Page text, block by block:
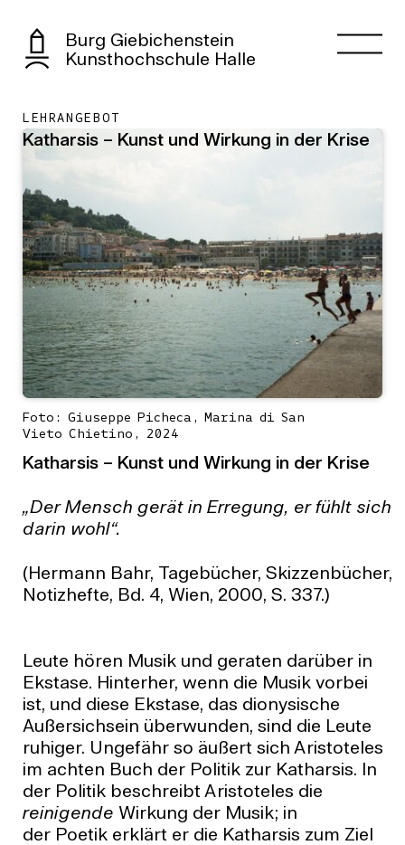
Burg Giebichenstein
Kunsthochschule Halle
LEHRANGEBOT
Katharsis – Kunst und Wirkung in der Krise
Foto: Giuseppe Picheca, Marina di San
Vieto Chietino, 2024
Katharsis – Kunst und Wirkung in der Krise
„Der Mensch gerät in Erregung, er fühlt sich
darin wohl“.
(Hermann Bahr, Tagebücher, Skizzenbücher,
Notizhefte, Bd. 4, Wien, 2000, S. 337.)
Leute hören Musik und geraten darüber in
Ekstase. Hinterher, wenn die Musik vorbei
ist, und diese Ekstase, das dionysische
Außersichsein überwunden, sind die Leute
ruhiger. Ungefähr so äußert sich Aristoteles
im achten Buch der Politik zur Katharsis. In
der Politik beschreibt Aristoteles die
reinigende Wirkung der Musik; in
der Poetik erklärt er die Katharsis zum Ziel